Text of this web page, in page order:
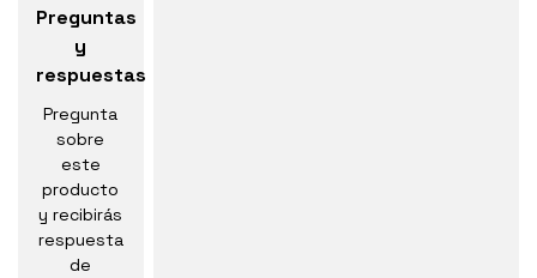
Preguntas
y
respuestas
Pregunta
sobre
este
producto
y recibirás
respuesta
de